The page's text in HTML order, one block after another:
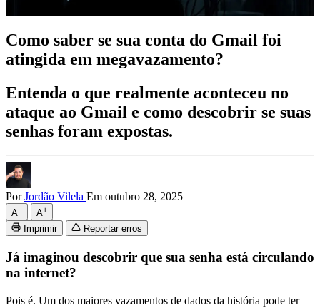
Como saber se sua conta do Gmail foi
atingida em megavazamento?
Entenda o que realmente aconteceu no
ataque ao Gmail e como descobrir se suas
senhas foram expostas.
PorJordão Vilela Em outubro 28, 2025
A− A+
Imprimir Reportar erros
Já imaginou descobrir que sua senha está circulando
na internet?
Pois é. Um dos maiores vazamentos de dados da história pode ter